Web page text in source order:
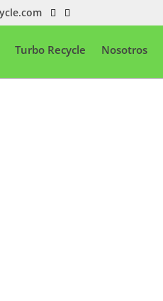
Turbo Recycle Nosotros